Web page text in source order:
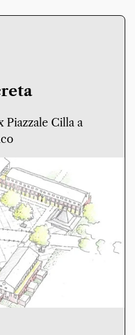
Piazzale Cilla a